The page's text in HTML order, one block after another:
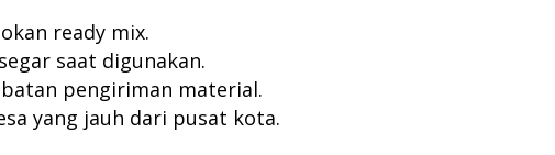
ready mix.
saat digunakan.
pengiriman material.
yang jauh dari pusat kota.